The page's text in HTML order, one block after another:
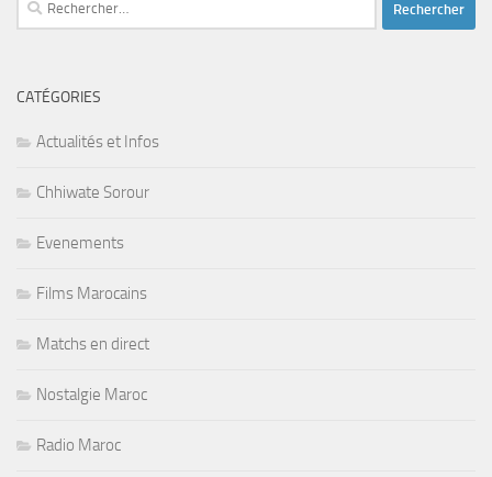
CATÉGORIES
Actualités et Infos
Chhiwate Sorour
Evenements
Films Marocains
Matchs en direct
Nostalgie Maroc
Radio Maroc